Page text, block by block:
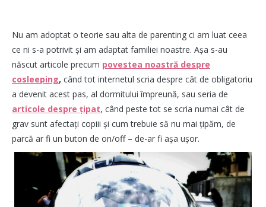
Nu am adoptat o teorie sau alta de parenting ci am luat ceea
ce ni s-a potrivit și am adaptat familiei noastre. Așa s-au
născut articole precum povestea noastră despre
cosleeping, când tot internetul scria despre cât de obligatoriu
a devenit acest pas, al dormitului împreună, sau seria de
articole despre țipat, când peste tot se scria numai cât de
grav sunt afectați copiii și cum trebuie să nu mai țipăm, de
parcă ar fi un buton de on/off – de-ar fi așa ușor.